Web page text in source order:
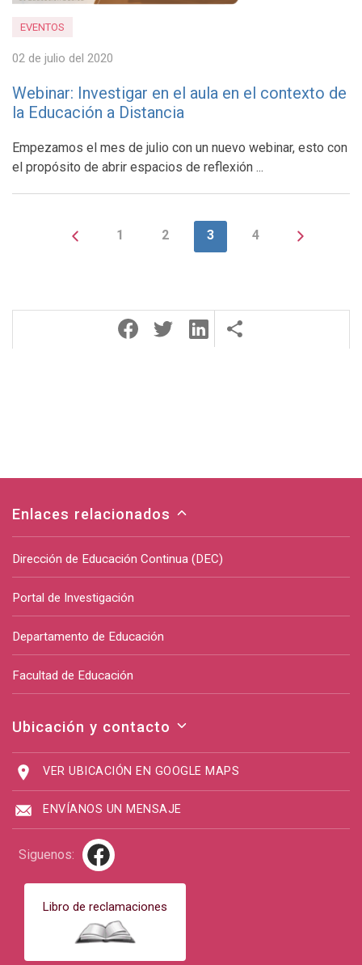
EVENTOS
02 de julio del 2020
Webinar: Investigar en el aula en el contexto de
la Educación a Distancia
Empezamos el mes de julio con un nuevo webinar, esto con
el propósito de abrir espacios de reflexión ...
1 2 3 4
Enlaces relacionados
Dirección de Educación Continua (DEC)
Portal de Investigación
Departamento de Educación
Facultad de Educación
Ubicación y contacto
VER UBICACIÓN EN GOOGLE MAPS
ENVÍANOS UN MENSAJE
Siguenos:
Libro de reclamaciones